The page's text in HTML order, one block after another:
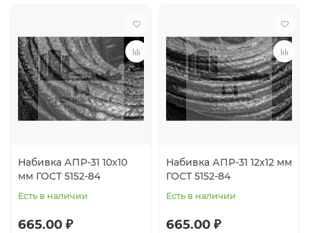
Набивка АПР-31 10х10
мм ГОСТ 5152-84
Есть в наличии
665.00 ₽
Набивка АПР-31 12х12 мм
ГОСТ 5152-84
Есть в наличии
665.00 ₽